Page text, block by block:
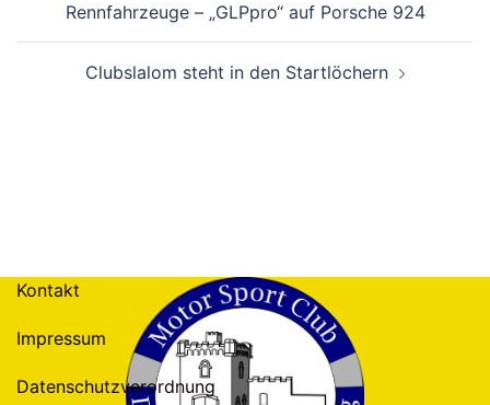
Rennfahrzeuge – „GLPpro“ auf Porsche 924
Clubslalom steht in den Startlöchern
Kontakt
Impressum
Datenschutzverordnung